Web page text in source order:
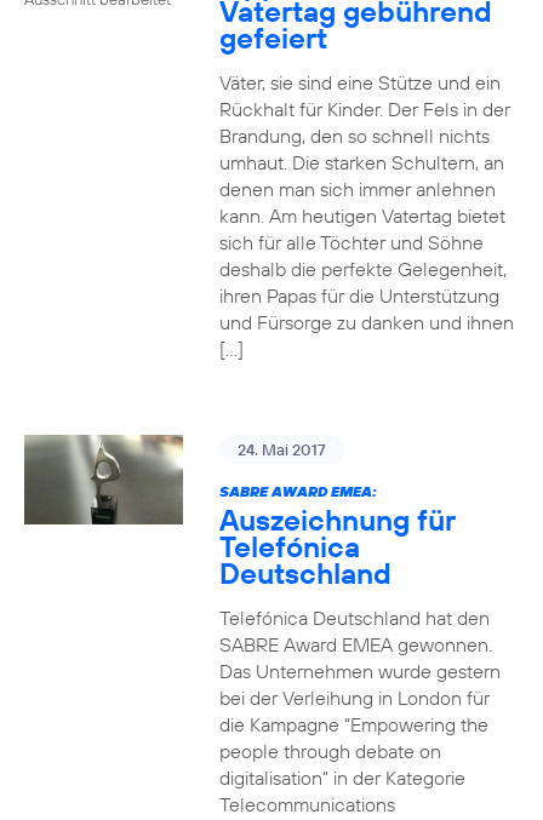
Vatertag gebührend
gefeiert
Väter, sie sind eine Stütze und ein
Rückhalt für Kinder. Der Fels in der
Brandung, den so schnell nichts
umhaut. Die starken Schultern, an
denen man sich immer anlehnen
kann. Am heutigen Vatertag bietet
sich für alle Töchter und Söhne
deshalb die perfekte Gelegenheit,
ihren Papas für die Unterstützung
und Fürsorge zu danken und ihnen
[…]
24. Mai 2017
SABRE AWARD EMEA:
Auszeichnung für
Telefónica
Deutschland
Telefónica Deutschland hat den
SABRE Award EMEA gewonnen.
Das Unternehmen wurde gestern
bei der Verleihung in London für
die Kampagne “Empowering the
people through debate on
digitalisation” in der Kategorie
Telecommunications